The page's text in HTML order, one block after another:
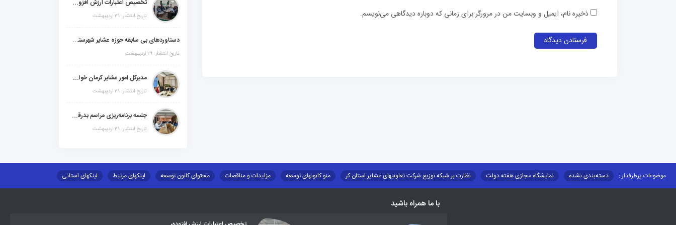
ذخیره نام، ایمیل و وبسایت من در مرورگر برای زمانی که دوباره دیدگاهی می‌نویسم.
تخصیص اعتبارات ارزش افزوده، استانی و ملی جهت اجرای پروژه‌های عمرانی در شهرستان گنبکی
تاریخ انتشار: ۲۹ اردیبهشت
دستاوردهای بی سابقه حوزه عشایر شهرستانهای ابر استان کرمان
تاریخ انتشار: ۲۹ اردیبهشت
مدیرکل امور عشایر کرمان خواستار افزایش اعتبارات خشکسالی در سال جدید شد
تاریخ انتشار: ۲۹ اردیبهشت
جلسه برنامه‌ریزی مراسم بدرقه شهید والامقام "رهبرشهید ایران"
تاریخ انتشار: ۲۹ اردیبهشت
موضوعات پرطرفدار : دسته‌بندی نشده نمایشگاه مجازی هفته دولت نظارت بر شبکه توزیع شرکت تعاونیهای عشایر استان کر منو کانونهای توسعه مزایدات و مناقصات محتوای کانون توسعه لینکهای مرتبط
لینکهای استانی
با ما همراه باشید